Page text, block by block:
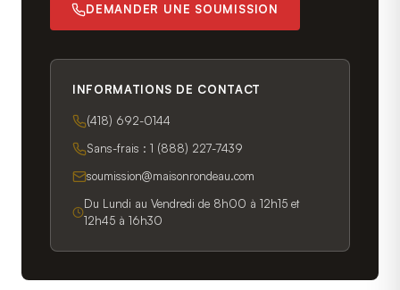
DEMANDER UNE SOUMISSION
INFORMATIONS DE CONTACT
(418) 692-0144
Sans-frais : 1 (888) 227-7439
soumission@maisonrondeau.com
Du Lundi au Vendredi de 8h00 à 12h15 et
12h45 à 16h30